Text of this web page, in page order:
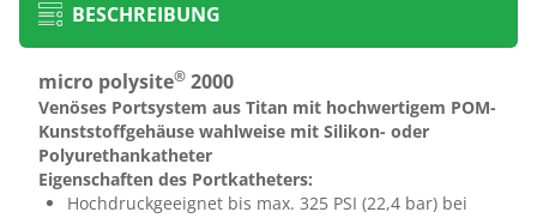
BESCHREIBUNG
micro polysite® 2000
Venöses Portsystem aus Titan mit hochwertigem POM-
Kunststoffgehäuse wahlweise mit Silikon- oder
Polyurethankatheter
Eigenschaften des Portkatheters:
Hochdruckgeeignet bis max. 325 PSI (22,4 bar) bei